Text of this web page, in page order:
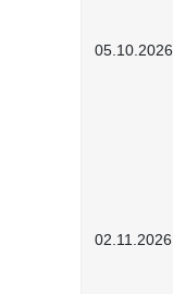
05.10.2026
02.11.2026